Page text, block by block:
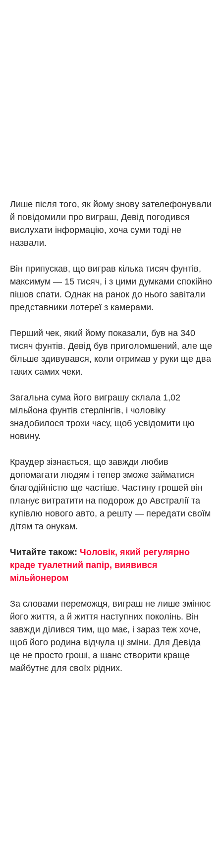
Лише після того, як йому знову зателефонували
й повідомили про виграш, Девід погодився
вислухати інформацію, хоча суми тоді не
назвали.
Він припускав, що виграв кілька тисяч фунтів,
максимум — 15 тисяч, і з цими думками спокійно
пішов спати. Однак на ранок до нього завітали
представники лотереї з камерами.
Перший чек, який йому показали, був на 340
тисяч фунтів. Девід був приголомшений, але ще
більше здивувався, коли отримав у руки ще два
таких самих чеки.
Загальна сума його виграшу склала 1,02
мільйона фунтів стерлінгів, і чоловіку
знадобилося трохи часу, щоб усвідомити цю
новину.
Краудер зізнається, що завжди любив
допомагати людям і тепер зможе займатися
благодійністю ще частіше. Частину грошей він
планує витратити на подорож до Австралії та
купівлю нового авто, а решту — передати своїм
дітям та онукам.
Читайте також: Чоловік, який регулярно
краде туалетний папір, виявився
мільйонером
За словами переможця, виграш не лише змінює
його життя, а й життя наступних поколінь. Він
завжди ділився тим, що має, і зараз теж хоче,
щоб його родина відчула ці зміни. Для Девіда
це не просто гроші, а шанс створити краще
майбутнє для своїх рідних.